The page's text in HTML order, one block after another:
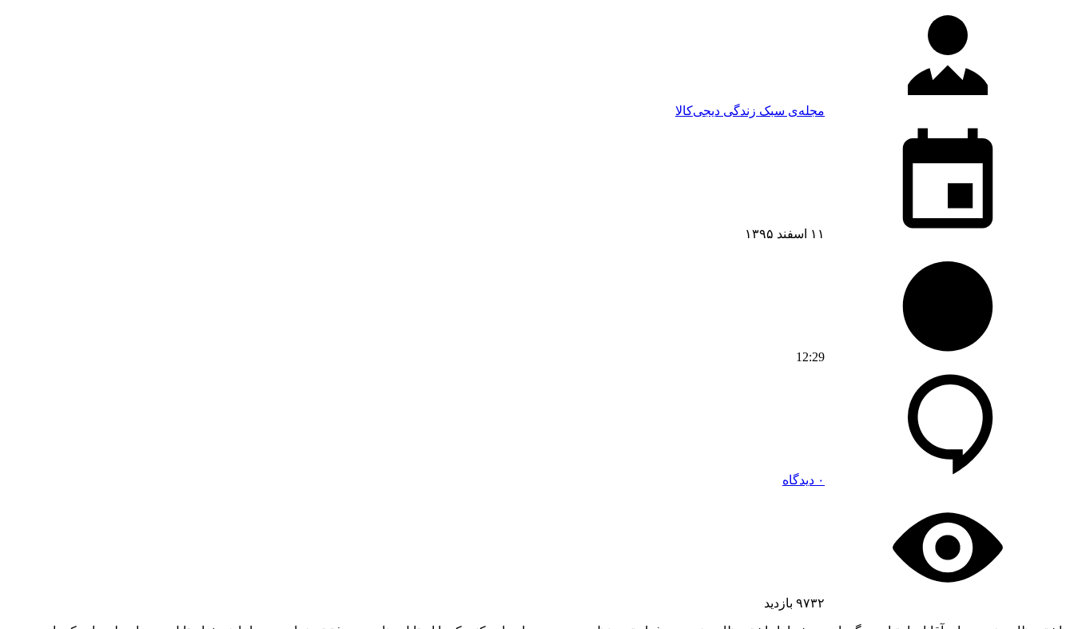
مجله‌ی سبک زندگی دیجی‌کالا
۱۱ اسفند ۱۳۹۵
12:29
۰ دیدگاه
۹۷۳۲ بازدید